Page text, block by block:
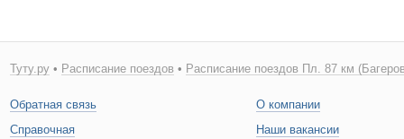
Туту.ру• Расписание поездов • Расписание поездов Пл. 87 км
Обратная связь
Справочная
О компании
Наши вакансии